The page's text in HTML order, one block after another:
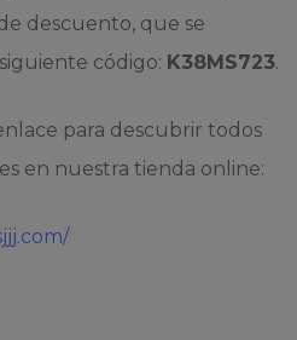
descuento, que se
código: K38MS723.
para descubrir todos
en nuestra tienda online: